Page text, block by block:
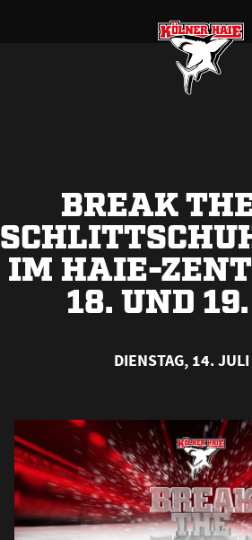
BREAK
IM HAIE-
18. UND
DIENSTAG, 14.